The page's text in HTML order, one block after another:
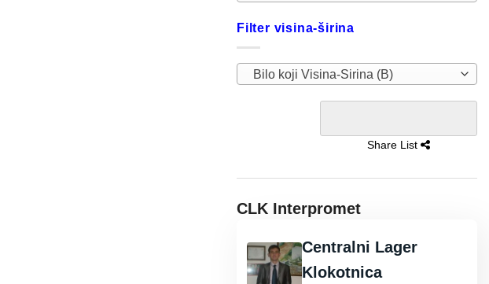
Filter visina-širina
Bilo koji Visina-Sirina (B)
Share List
CLK Interpromet
Centralni Lager
Klokotnica